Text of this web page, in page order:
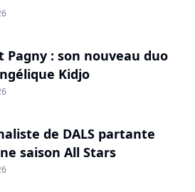
Pagny : son nouveau duo
Kidjo
de DALS partante
saison All Stars